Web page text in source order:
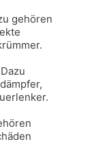
gehören
Dazu